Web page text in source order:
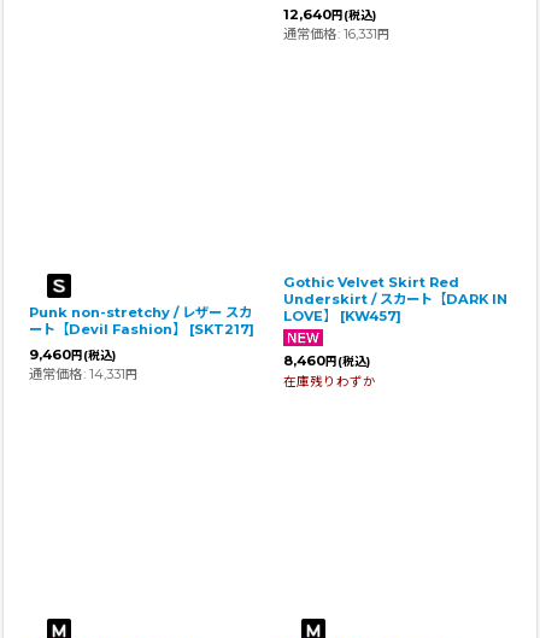
12,640円 (税込)
通常価格: 16,331円
Punk non-stretchy / レザー スカ
ート【Devil Fashion】
[SKT217]
9,460円 (税込)
通常価格: 14,331円
Gothic Velvet Skirt Red
Underskirt / スカート【DARK IN
LOVE】
[KW457]
8,460円 (税込)
在庫残りわずか